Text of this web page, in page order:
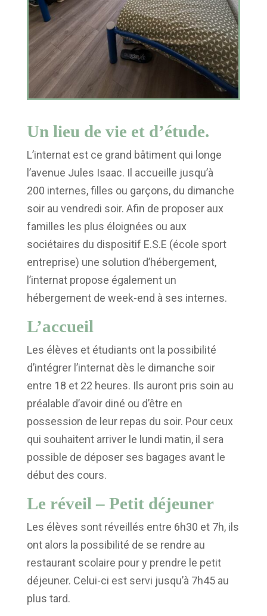
Un lieu de vie et d’étude.
L’internat est ce grand bâtiment qui longe
l’avenue Jules Isaac. Il accueille jusqu’à
200 internes, filles ou garçons, du dimanche
soir au vendredi soir. Afin de proposer aux
familles les plus éloignées ou aux
sociétaires du dispositif E.S.E (école sport
entreprise) une solution d’hébergement,
l’internat propose également un
hébergement de week-end à ses internes.
L’accueil
Les élèves et étudiants ont la possibilité
d’intégrer l’internat dès le dimanche soir
entre 18 et 22 heures. Ils auront pris soin au
préalable d’avoir diné ou d’être en
possession de leur repas du soir. Pour ceux
qui souhaitent arriver le lundi matin, il sera
possible de déposer ses bagages avant le
début des cours.
Le réveil – Petit déjeuner
Les élèves sont réveillés entre 6h30 et 7h, ils
ont alors la possibilité de se rendre au
restaurant scolaire pour y prendre le petit
déjeuner. Celui-ci est servi jusqu’à 7h45 au
plus tard.